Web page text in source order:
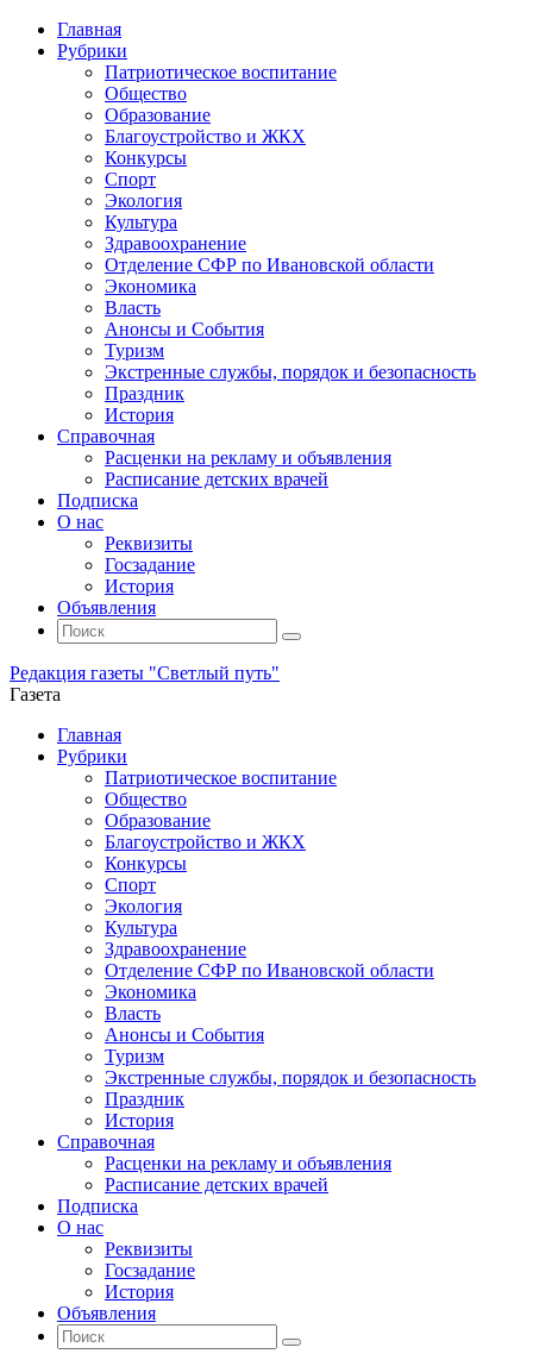
Главная
Рубрики
Патриотическое воспитание
Общество
Образование
Благоустройство и ЖКХ
Конкурсы
Спорт
Экология
Культура
Здравоохранение
Отделение СФР по Ивановской области
Экономика
Власть
Анонсы и События
Туризм
Экстренные службы, порядок и безопасность
Праздник
История
Справочная
Расценки на рекламу и объявления
Расписание детских врачей
Подписка
О нас
Реквизиты
Госзадание
История
Объявления
Поиск
Искать:
Поиск
Редакция газеты "Светлый путь"
Газета
Промотать
содержимому
Главная
Рубрики
Патриотическое воспитание
Общество
Образование
Благоустройство и ЖКХ
Конкурсы
Спорт
Экология
Культура
Здравоохранение
Отделение СФР по Ивановской области
Экономика
Власть
Анонсы и События
Туризм
Экстренные службы, порядок и безопасность
Праздник
История
Справочная
Расценки на рекламу и объявления
Расписание детских врачей
Подписка
О нас
Реквизиты
Госзадание
История
Объявления
Поиск
Искать:
Поиск